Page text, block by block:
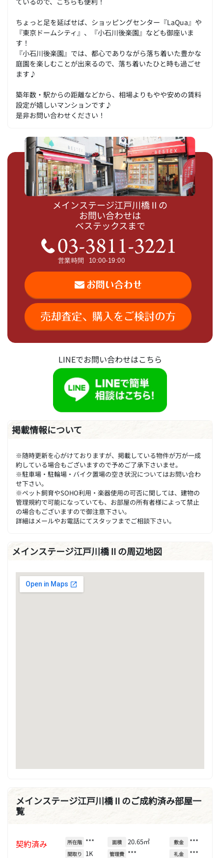
ちょっと足を延ばせば、ショッピングセンター『LaQua』や
『東京ドームシティ』、『小石川後楽園』なども御座いま
す！
『小石川後楽園』では、都心でありながら落ち着いた豊かな
庭園を楽しむことが出来るので、落ち着いたひと時も過ごせ
ます♪
築年数・駅からの距離などから、相場よりもやや安めの賃料
設定が嬉しいマンションです♪
是非お問い合わせください！
メインステージ江戸川橋Ⅱの
お問い合わせは
ベステックスまで
LINEでお問い合わせはこちら
掲載情報について
※随時更新を心がけておりますが、掲載している物件が万が一成
約している場合もございますので予めご了承下さいませ。
※駐車場・駐輪場・バイク置場の空き状況についてはお問い合わ
せ下さい。
※ペット飼育やSOHO利用・楽器使用の可否に関しては、建物の
管理規約で可能になっていても、お部屋の所有者様によって禁止
の場合もございますので御注意下さい。
詳細はメールやお電話にてスタッフまでご相談下さい。
メインステージ江戸川橋Ⅱの周辺地図
メインステージ江戸川橋Ⅱのご成約済み部屋一
覧
契約済み 所在階 ***
間取り 1K
面積 20.65㎡
管理費 ***
敷金 ***
礼金 ***